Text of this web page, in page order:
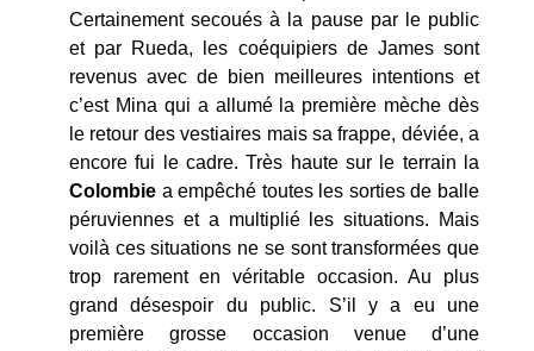
Certainement secoués à la pause par le public
et par Rueda, les coéquipiers de James sont
revenus avec de bien meilleures intentions et
c’est Mina qui a allumé la première mèche dès
le retour des vestiaires mais sa frappe, déviée, a
encore fui le cadre. Très haute sur le terrain la
Colombie a empêché toutes les sorties de balle
péruviennes et a multiplié les situations. Mais
voilà ces situations ne se sont transformées que
trop rarement en véritable occasion. Au plus
grand désespoir du public. S’il y a eu une
première grosse occasion venue d’une